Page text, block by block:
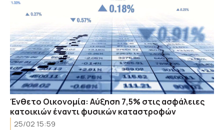
Ένθετο Οικονομία: Αύξηση 7,5% στις ασφάλειες
κατοικιών έναντι φυσικών καταστροφών
25/02 15:59